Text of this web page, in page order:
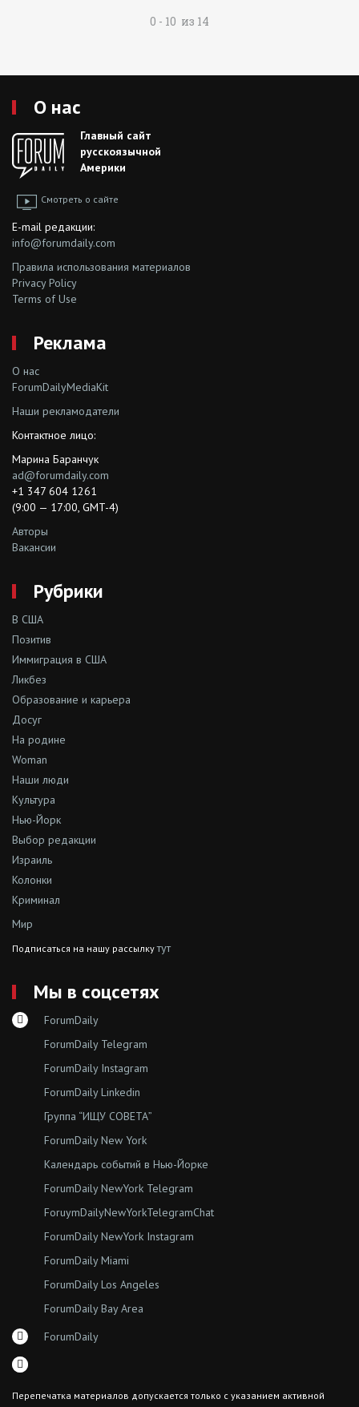
0 - 10 из 14
О нас
Главный сайт
русскоязычной
Америки
Смотреть о сайте
E-mail редакции:
info@forumdaily.com
Правила использования материалов
Privacy Policy
Terms of Use
Реклама
О нас
ForumDailyMediaKit
Наши рекламодатели
Контактное лицо:
Марина Баранчук
ad@forumdaily.com
+1 347 604 1261
(9:00 — 17:00, GMT-4)
Авторы
Вакансии
Рубрики
В США
Позитив
Иммиграция в США
Ликбез
Образование и карьера
Досуг
На родине
Woman
Наши люди
Культура
Нью-Йорк
Выбор редакции
Израиль
Колонки
Криминал
Мир
Подписаться на нашу рассылкутут
Мы в соцсетях
ForumDaily
ForumDaily Telegram
ForumDaily Instagram
ForumDaily Linkedin
Группа “ИЩУ СОВЕТА”
ForumDaily New York
Календарь событий в Нью-Йорке
ForumDaily NewYork Telegram
ForuymDailyNewYorkTelegramChat
ForumDaily NewYork Instagram
ForumDaily Miami
ForumDaily Los Angeles
ForumDaily Bay Area
ForumDaily
Перепечатка материалов допускается только с указанием активной